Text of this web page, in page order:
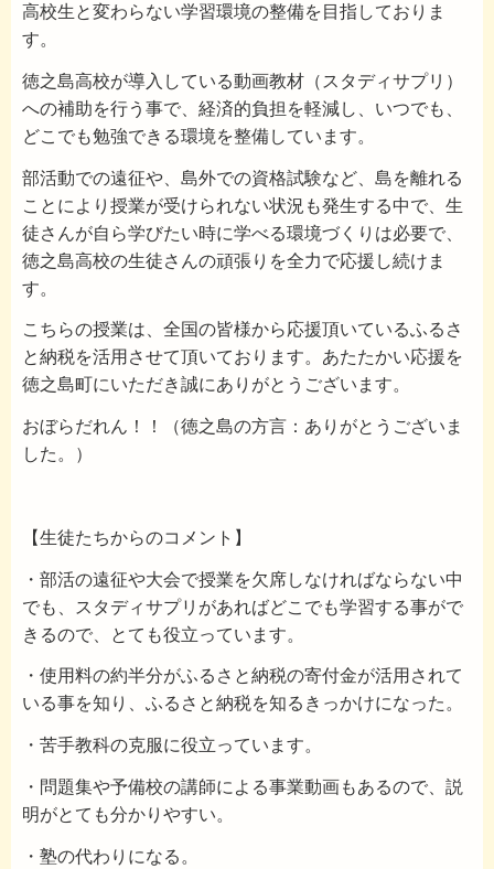
高校生と変わらない学習環境の整備を目指しておりま
す。
徳之島高校が導入している動画教材（スタディサプリ）
への補助を行う事で、経済的負担を軽減し、いつでも、
どこでも勉強できる環境を整備しています。
部活動での遠征や、島外での資格試験など、島を離れる
ことにより授業が受けられない状況も発生する中で、生
徒さんが自ら学びたい時に学べる環境づくりは必要で、
徳之島高校の生徒さんの頑張りを全力で応援し続けま
す。
こちらの授業は、全国の皆様から応援頂いているふるさ
と納税を活用させて頂いております。あたたかい応援を
徳之島町にいただき誠にありがとうございます。
おぼらだれん！！（徳之島の方言：ありがとうございま
した。）
【生徒たちからのコメント】
・部活の遠征や大会で授業を欠席しなければならない中
でも、スタディサプリがあればどこでも学習する事がで
きるので、とても役立っています。
・使用料の約半分がふるさと納税の寄付金が活用されて
いる事を知り、ふるさと納税を知るきっかけになった。
・苦手教科の克服に役立っています。
・問題集や予備校の講師による事業動画もあるので、説
明がとても分かりやすい。
・塾の代わりになる。